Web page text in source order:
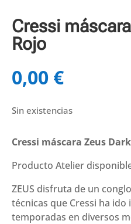
Cressi
Rojo
0,00 €
Sin existencias
Cressi máscara Zeus
Producto Atelier
ZEUS disfruta de un
técnicas que Cressi ha
temporadas en diversos